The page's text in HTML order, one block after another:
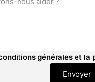
générales et la
Envoyer